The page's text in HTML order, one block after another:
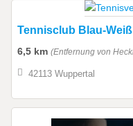
Tennisclub Blau-Weiß
6,5 km (Entfernung von
42113 Wuppertal